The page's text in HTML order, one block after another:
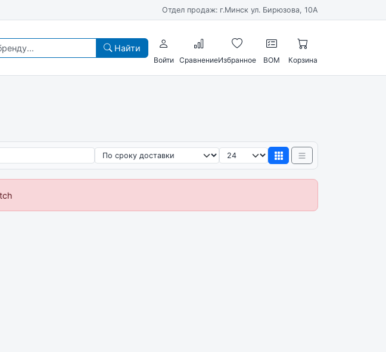
Отдел продаж: г.Минск ул. Бирюзова, 10А
Найти
Войти СравнениеИзбранное BOM Корзина
Сортировка Товаров на странице